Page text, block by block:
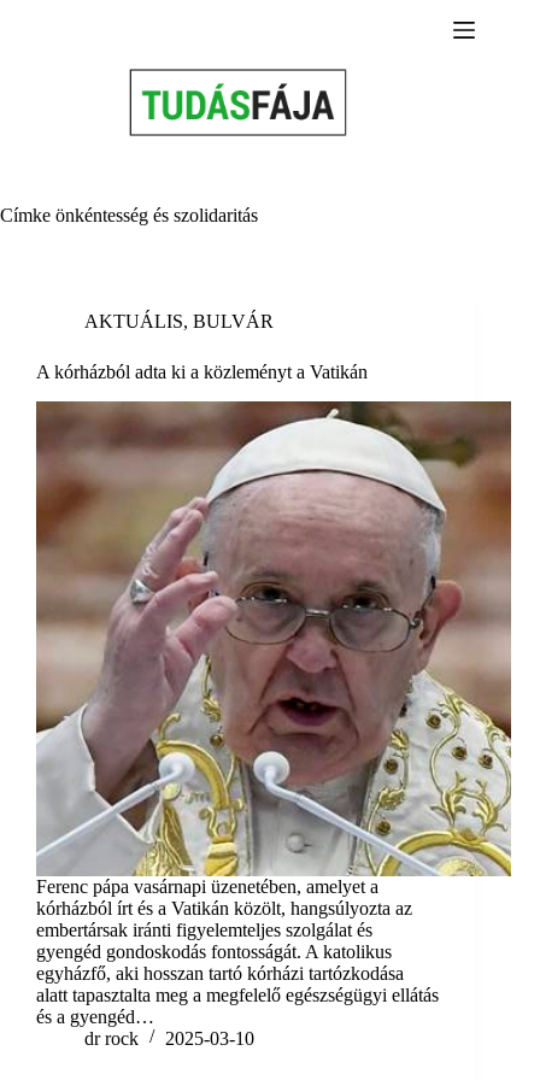
Címke önkéntesség és szolidaritás
AKTUÁLIS, BULVÁR
A kórházból adta ki a közleményt a Vatikán
Ferenc pápa vasárnapi üzenetében, amelyet a
kórházból írt és a Vatikán közölt, hangsúlyozta az
embertársak iránti figyelemteljes szolgálat és
gyengéd gondoskodás fontosságát. A katolikus
egyházfő, aki hosszan tartó kórházi tartózkodása
alatt tapasztalta meg a megfelelő egészségügyi ellátás
és a gyengéd…
dr rock
2025-03-10